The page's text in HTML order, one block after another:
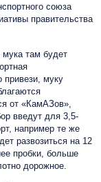
союза
правительства
мука там будет
муку
от «КамАЗов»,
введут для 3,5-
например те же
развозиться на 12
пробки, больше
дорожное.